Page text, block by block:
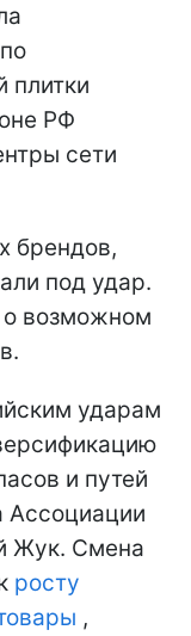
плитки
РФ
сети
брендов,
под удар.
о возможном
ударам
и путей
Ассоциации
Жук. Смена
росту
,